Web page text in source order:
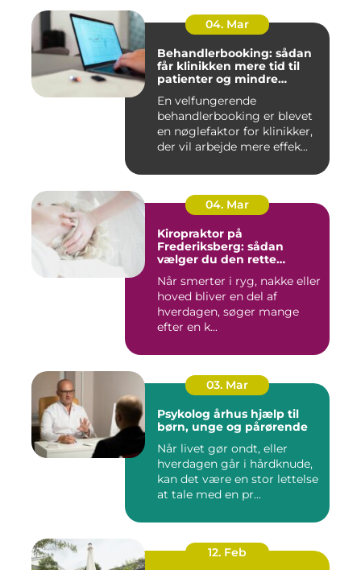
04. Mar
Behandlerbooking: sådan
får klinikken mere tid til
patienter og mindre
En velfungerende
behandlerbooking er blevet
en nøglefaktor for klinikker,
der vil arbejde mere effek...
04. Mar
Kiropraktor på
Frederiksberg: sådan
vælger du den rette
Når smerter i ryg, nakke eller
hoved bliver en del af
hverdagen, søger mange
efter en k...
03. Mar
Psykolog århus hjælp til
børn, unge og pårørende
Når livet gør ondt, eller
hverdagen går i hårdknude,
kan det være en stor lettelse
at tale med en pr...
12. Feb